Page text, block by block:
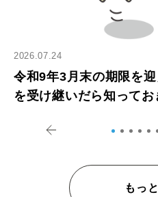
2026.07.24
令和9年3月末の期限を
を受け継いだら知ってお
もっ